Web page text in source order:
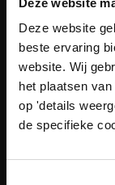
Deze website
beste ervaring
website. Wij
het plaatsen
op 'details
de specifieke
sep 24, 2026